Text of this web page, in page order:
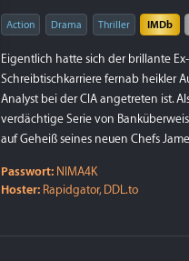
Action Drama Thriller IMDb
Eigentlich hatte sich der brillante
Schreibtischkarriere fernab heikler
Analyst bei der CIA angetreten ist.
verdächtige Serie von
auf Geheiß seines neuen Chefs
Passwort: NIMA4K
Hoster: Rapidgator, DDL.to